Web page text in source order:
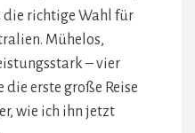
richtige Wahl für
Mühelos,
– vier
die erste große Reise
wie ich ihn jetzt